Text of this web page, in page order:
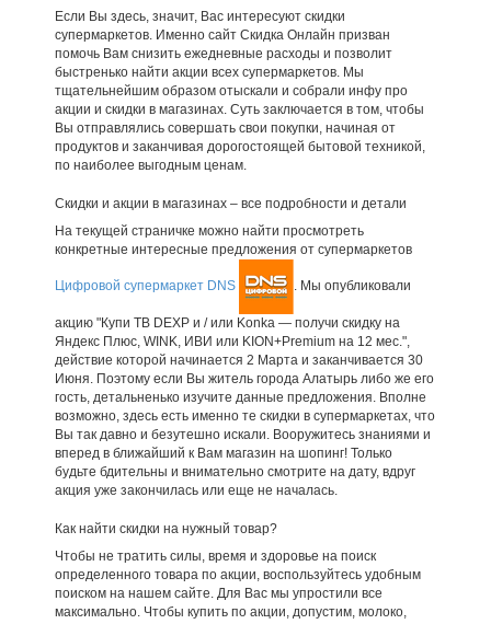
Если Вы здесь, значит, Вас интересуют скидки
супермаркетов. Именно сайт Скидка Онлайн призван
помочь Вам снизить ежедневные расходы и позволит
быстренько найти акции всех супермаркетов. Мы
тщательнейшим образом отыскали и собрали инфу про
акции и скидки в магазинах. Суть заключается в том, чтобы
Вы отправлялись совершать свои покупки, начиная от
продуктов и заканчивая дорогостоящей бытовой техникой,
по наиболее выгодным ценам.
Скидки и акции в магазинах – все подробности и детали
На текущей страничке можно найти просмотреть
конкретные интересные предложения от супермаркетов
Цифровой супермаркет DNS . Мы опубликовали
акцию "Купи ТВ DEXP и / или Konka — получи скидку на
Яндекс Плюс, WINK, ИВИ или KION+Premium на 12 мес.",
действие которой начинается 2 Марта и заканчивается 30
Июня. Поэтому если Вы житель города Алатырь либо же его
гость, детальненько изучите данные предложения. Вполне
возможно, здесь есть именно те скидки в супермаркетах, что
Вы так давно и безутешно искали. Вооружитесь знаниями и
вперед в ближайший к Вам магазин на шопинг! Только
будьте бдительны и внимательно смотрите на дату, вдруг
акция уже закончилась или еще не началась.
Как найти скидки на нужный товар?
Чтобы не тратить силы, время и здоровье на поиск
определенного товара по акции, воспользуйтесь удобным
поиском на нашем сайте. Для Вас мы упростили все
максимально. Чтобы купить по акции, допустим, молоко,